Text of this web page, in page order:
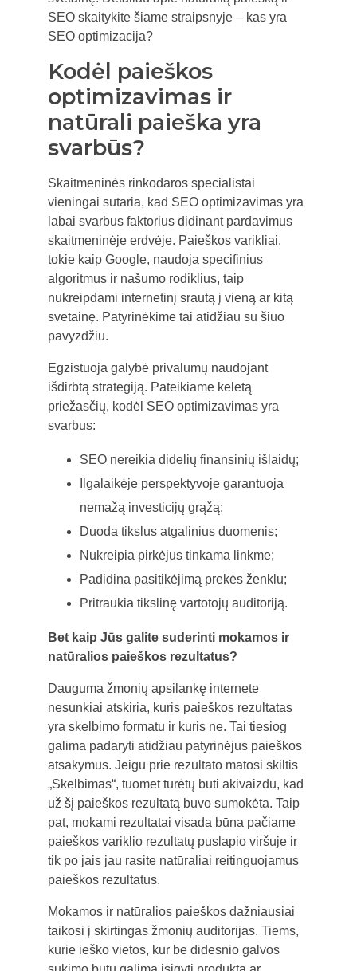
SEO skaitykite šiame straipsnyje – kas yra
SEO optimizacija?
Kodėl paieškos
optimizavimas ir
natūrali paieška yra
svarbūs?
Skaitmeninės rinkodaros specialistai
vieningai sutaria, kad SEO optimizavimas yra
labai svarbus faktorius didinant pardavimus
skaitmeninėje erdvėje. Paieškos varikliai,
tokie kaip Google, naudoja specifinius
algoritmus ir našumo rodiklius, taip
nukreipdami internetinį srautą į vieną ar kitą
svetainę. Patyrinėkime tai atidžiau su šiuo
pavyzdžiu.
Egzistuoja galybė privalumų naudojant
išdirbtą strategiją. Pateikiame keletą
priežasčių, kodėl SEO optimizavimas yra
svarbus:
SEO nereikia didelių finansinių išlaidų;
Ilgalaikėje perspektyvoje garantuoja
nemažą investicijų grąžą;
Duoda tikslus atgalinius duomenis;
Nukreipia pirkėjus tinkama linkme;
Padidina pasitikėjimą prekės ženklu;
Pritraukia tikslinę vartotojų auditoriją.
Bet kaip Jūs galite suderinti mokamos ir
natūralios paieškos rezultatus?
Dauguma žmonių apsilankę internete
nesunkiai atskiria, kuris paieškos rezultatas
yra skelbimo formatu ir kuris ne. Tai tiesiog
galima padaryti atidžiau patyrinėjus paieškos
atsakymus. Jeigu prie rezultato matosi skiltis
„Skelbimas“, tuomet turėtų būti akivaizdu, kad
už šį paieškos rezultatą buvo sumokėta. Taip
pat, mokami rezultatai visada būna pačiame
paieškos variklio rezultatų puslapio viršuje ir
tik po jais jau rasite natūraliai reitinguojamus
paieškos rezultatus.
Mokamos ir natūralios paieškos dažniausiai
taikosi į skirtingas žmonių auditorijas. Tiems,
kurie ieško vietos, kur be didesnio galvos